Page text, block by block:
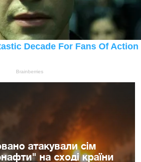
атакували сім
на сході країни